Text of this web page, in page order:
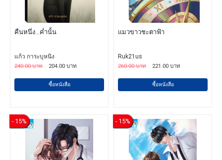
คืนหนึ่ง...ค่ำนั้น
แก้ว การะบุหนิง
240.00 บาท
204.00 บาท
ซื้อหนังสือ
แมวขาวชะตาฟ้า
Ruk21us
260.00 บาท
221.00 บาท
ซื้อหนังสือ
- 15% - 15%